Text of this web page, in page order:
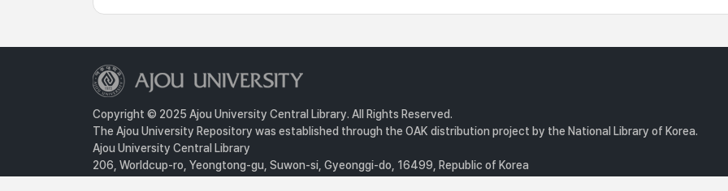
Copyright © 2025 Ajou University Central Library. All Rights Reserved.
The Ajou University Repository was established through the OAK distribution project by the National Library of Korea.
Ajou University Central Library
206, Worldcup-ro, Yeongtong-gu, Suwon-si, Gyeonggi-do, 16499, Republic of Korea